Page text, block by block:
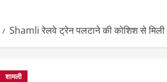
Shamli रेलवे ट्रेन पलटाने की कोशिश से मिली
शामली